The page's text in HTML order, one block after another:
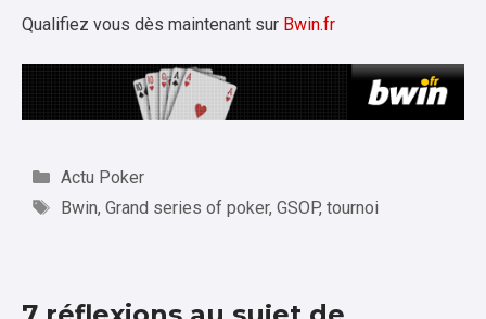
Qualifiez vous dès maintenant sur Bwin.fr
Catégories
Actu Poker
Étiquettes
Bwin, Grand series of poker, GSOP, tournoi